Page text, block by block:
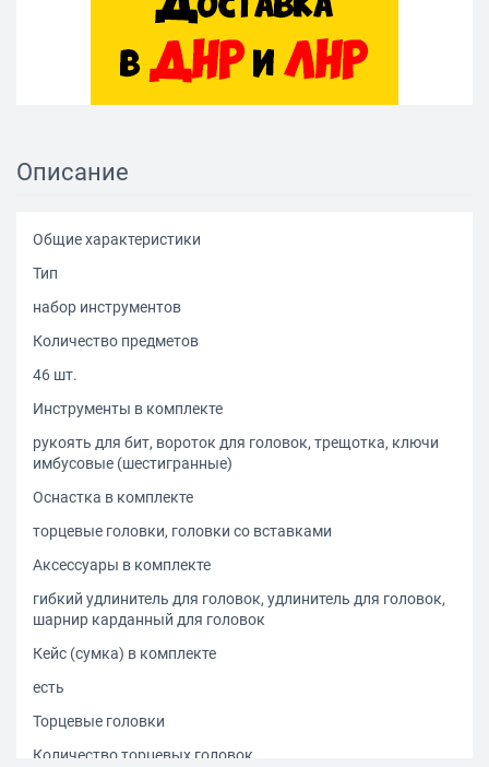
Описание
Общие характеристики
Тип
набор инструментов
Количество предметов
46 шт.
Инструменты в комплекте
рукоять для бит, вороток для головок, трещотка, ключи
имбусовые (шестигранные)
Оснастка в комплекте
торцевые головки, головки со вставками
Аксессуары в комплекте
гибкий удлинитель для головок, удлинитель для головок,
шарнир карданный для головок
Кейс (сумка) в комплекте
есть
Торцевые головки
Количество торцевых головок